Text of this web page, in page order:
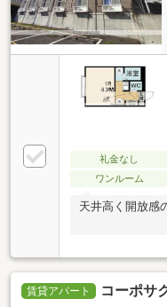
礼金なし
ワンルーム
天井高く開放感
賃貸アパート コーポサ